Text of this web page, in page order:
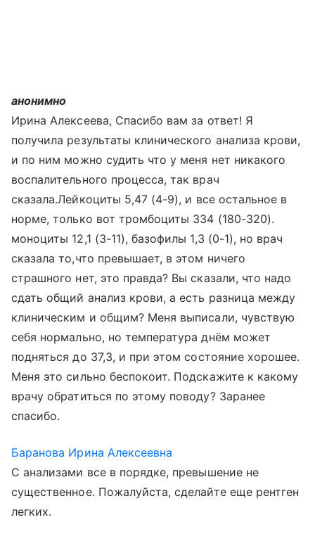
анонимно
Ирина Алексеева, Спасибо вам за ответ! Я
получила результаты клинического анализа крови,
и по ним можно судить что у меня нет никакого
воспалительного процесса, так врач
сказала.Лейкоциты 5,47 (4-9), и все остальное в
норме, только вот тромбоциты 334 (180-320).
моноциты 12,1 (3-11), базофилы 1,3 (0-1), но врач
сказала то,что превышает, в этом ничего
страшного нет, это правда? Вы сказали, что надо
сдать общий анализ крови, а есть разница между
клиническим и общим? Меня выписали, чувствую
себя нормально, но температура днём может
подняться до 37,3, и при этом состояние хорошее.
Меня это сильно беспокоит. Подскажите к какому
врачу обратиться по этому поводу? Заранее
спасибо.
Баранова Ирина Алексеевна
С анализами все в порядке, превышение не
существенное. Пожалуйста, сделайте еще рентген
легких.